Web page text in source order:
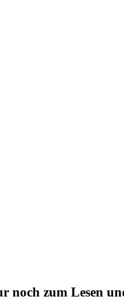
noch zum Lesen